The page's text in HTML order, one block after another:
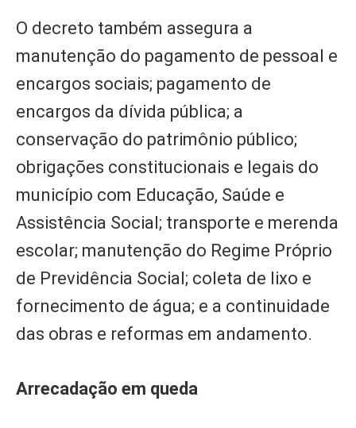
O decreto também assegura a
manutenção do pagamento de pessoal e
encargos sociais; pagamento de
encargos da dívida pública; a
conservação do patrimônio público;
obrigações constitucionais e legais do
município com Educação, Saúde e
Assistência Social; transporte e merenda
escolar; manutenção do Regime Próprio
de Previdência Social; coleta de lixo e
fornecimento de água; e a continuidade
das obras e reformas em andamento.
Arrecadação em queda